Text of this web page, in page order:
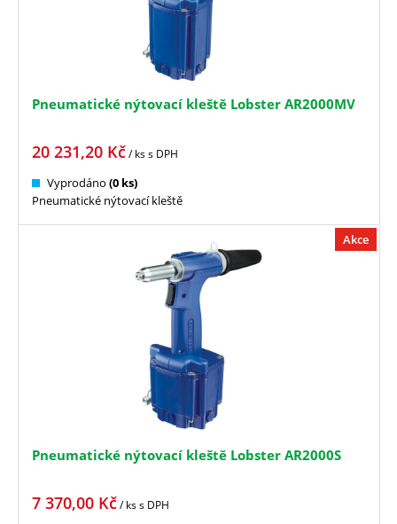
Pneumatické nýtovací kleště Lobster AR2000MV
20 231,20 Kč/ kss DPH
Vyprodáno (0 ks)
Pneumatické nýtovací kleště
Akce
Pneumatické nýtovací kleště Lobster AR2000S
7 370,00 Kč/ kss DPH